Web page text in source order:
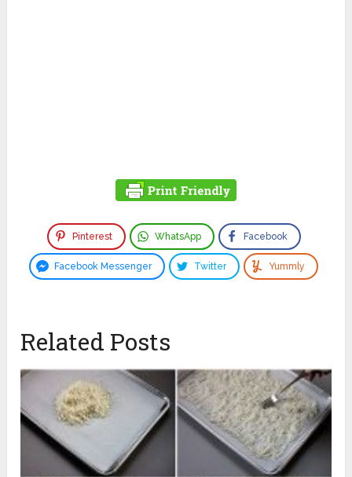
Pinterest WhatsApp Facebook
Facebook Messenger Twitter Yummly
Related Posts